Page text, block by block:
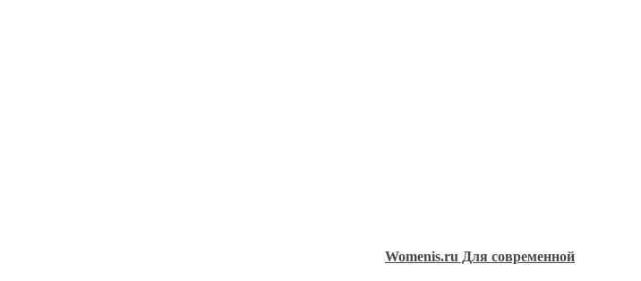
Womenis.ru Для современной